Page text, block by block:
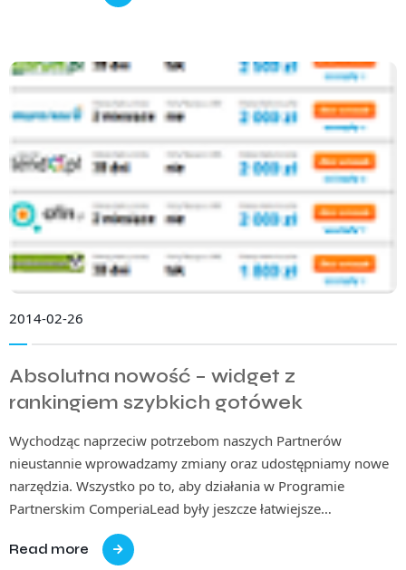
2014-02-26
Absolutna nowość – widget z
rankingiem szybkich gotówek
Wychodząc naprzeciw potrzebom naszych Partnerów
nieustannie wprowadzamy zmiany oraz udostępniamy nowe
narzędzia. Wszystko po to, aby działania w Programie
Partnerskim ComperiaLead były jeszcze łatwiejsze…
Read more